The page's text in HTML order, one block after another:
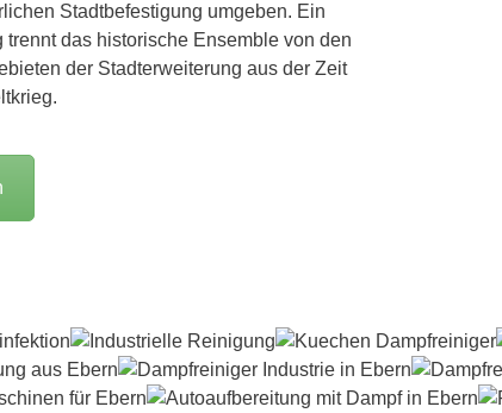
Stadtbefestigung umgeben. Ein
trennt das historische Ensemble von den
der Stadterweiterung aus der Zeit